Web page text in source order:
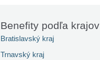
Benefity podľa krajov
Bratislavský kraj
Trnavský kraj